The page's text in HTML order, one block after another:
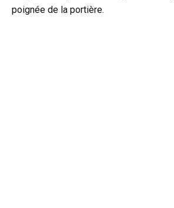
poignée de la portière.